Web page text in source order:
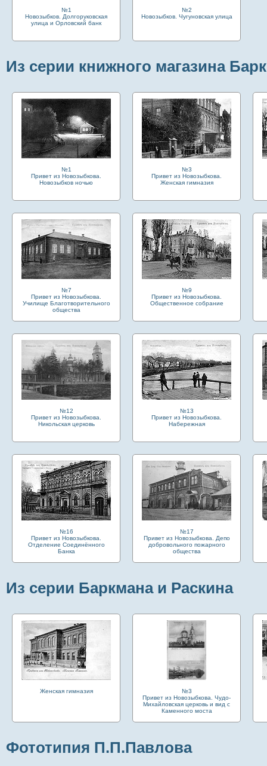
№1
Новозыбков. Долгоруковская
улица и Орловский банк
№2
Новозыбков. Чугуновская улица
Из серии книжного магазина
№1
Привет из Новозыбкова.
Новозыбков ночью
№3
Привет из Новозыбкова.
Женская гимназия
№7
Привет из Новозыбкова.
Училище Благотворительного
общества
№9
Привет из Новозыбкова.
Общественное собрание
№12
Привет из Новозыбкова.
Никольская церковь
№13
Привет из Новозыбкова.
Набережная
№16
Привет из Новозыбкова.
Отделение Соединённого
Банка
№17
Привет из Новозыбкова. Депо
добровольного пожарного
общества
Из серии Баркмана и Раскина
Женская гимназия
№3
Привет из Новозыбкова. Чудо-
Михайловская церковь и вид с
Каменного моста
Фототипия П.П.Павлова